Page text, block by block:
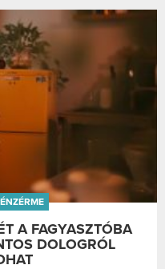
A FAGYASZTÓBA
DOLOGRÓL